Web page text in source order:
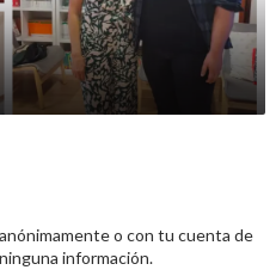
o con tu cuenta de
información.